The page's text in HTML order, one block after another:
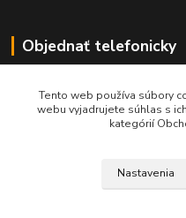
Objednať telefonicky
+421 902
Tento web používa súbory
webu vyjadrujete súhlas s
kategórií
Nastavenia